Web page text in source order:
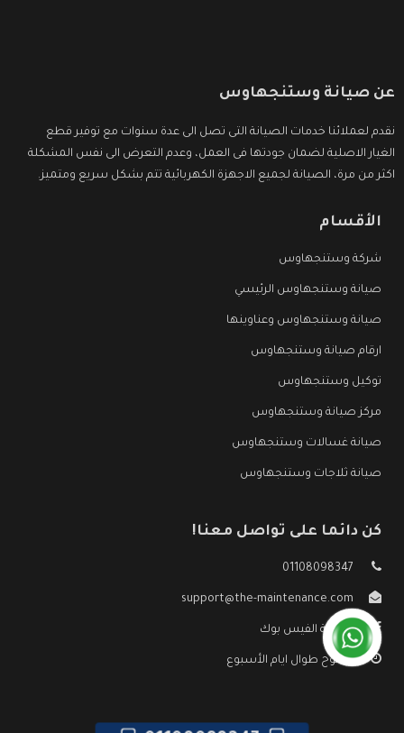
عن صيانة وستنجهاوس
نقدم لعملائنا خدمات الصيانة التى تصل الى عدة سنوات مع توفير قطع
الغيار الاصلية لضمان جودتها فى العمل، وعدم التعرض الى نفس المشكلة
اكثر من مرة، الصيانة لجميع الاجهزة الكهربائية تتم بشكل سريع ومتميز.
الأقسام
شركة وستنجهاوس
صيانة وستنجهاوس الرئيسي
صيانة وستنجهاوس وعناوينها
ارقام صيانة وستنجهاوس
توكيل وستنجهاوس
مركز صيانة وستنجهاوس
صيانة غسالات وستنجهاوس
صيانة ثلاجات وستنجهاوس
كن دائما على تواصل معنا!
01108098347
support@the-maintenance.com
صفحة الفيس بوك
مفتوح طوال ايام الأسبوع